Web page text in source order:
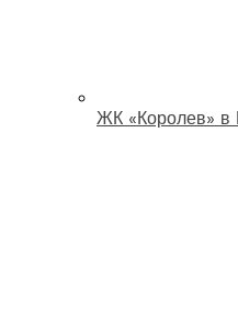
ЖК «Королев» в